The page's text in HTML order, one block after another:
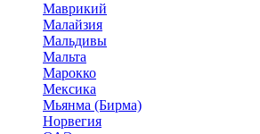
Маврикий
Малайзия
Мальдивы
Мальта
Марокко
Мексика
Мьянма (Бирма)
Норвегия